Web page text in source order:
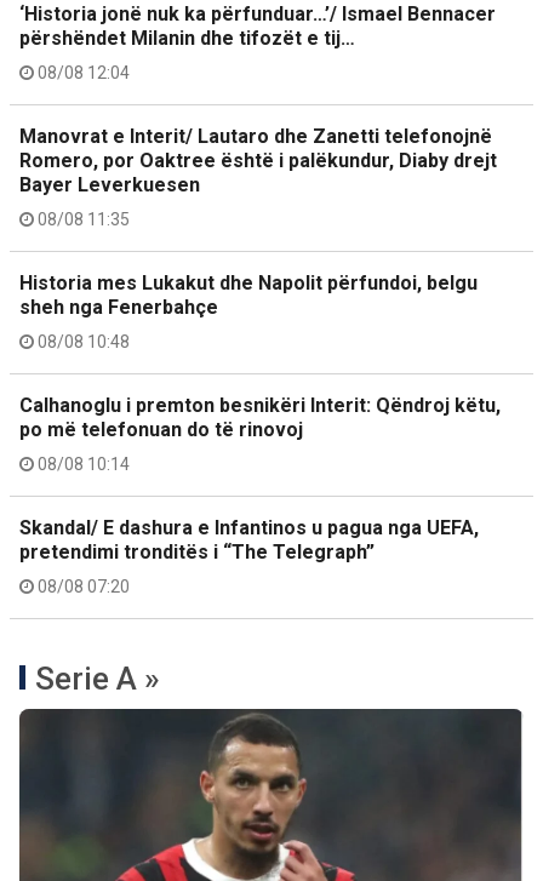
‘Historia jonë nuk ka përfunduar…’/ Ismael Bennacer
përshëndet Milanin dhe tifozët e tij…
08/08 12:04
Manovrat e Interit/ Lautaro dhe Zanetti telefonojnë
Romero, por Oaktree është i palëkundur, Diaby drejt
Bayer Leverkuesen
08/08 11:35
Historia mes Lukakut dhe Napolit përfundoi, belgu
sheh nga Fenerbahçe
08/08 10:48
Calhanoglu i premton besnikëri Interit: Qëndroj këtu,
po më telefonuan do të rinovoj
08/08 10:14
Skandal/ E dashura e Infantinos u pagua nga UEFA,
pretendimi tronditës i “The Telegraph”
08/08 07:20
Serie A »